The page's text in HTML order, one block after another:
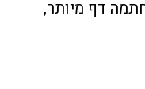
דף מיותר,